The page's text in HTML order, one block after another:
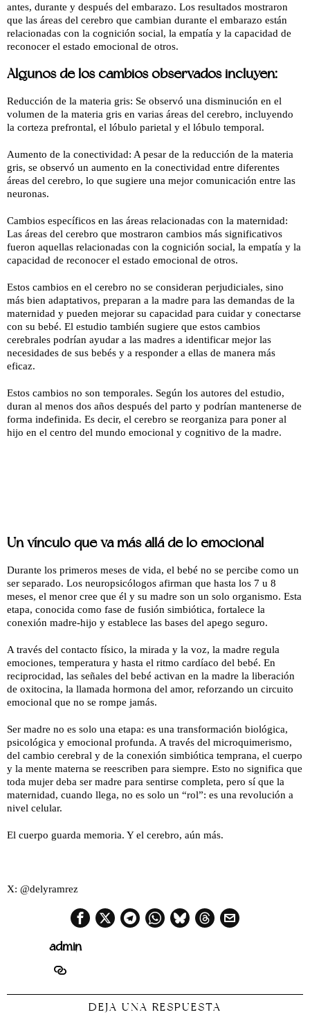
antes, durante y después del embarazo. Los resultados mostraron
que las áreas del cerebro que cambian durante el embarazo están
relacionadas con la cognición social, la empatía y la capacidad de
reconocer el estado emocional de otros.
Algunos de los cambios observados incluyen:
Reducción de la materia gris: Se observó una disminución en el
volumen de la materia gris en varias áreas del cerebro, incluyendo
la corteza prefrontal, el lóbulo parietal y el lóbulo temporal.
Aumento de la conectividad: A pesar de la reducción de la materia
gris, se observó un aumento en la conectividad entre diferentes
áreas del cerebro, lo que sugiere una mejor comunicación entre las
neuronas.
Cambios específicos en las áreas relacionadas con la maternidad:
Las áreas del cerebro que mostraron cambios más significativos
fueron aquellas relacionadas con la cognición social, la empatía y la
capacidad de reconocer el estado emocional de otros.
Estos cambios en el cerebro no se consideran perjudiciales, sino
más bien adaptativos, preparan a la madre para las demandas de la
maternidad y pueden mejorar su capacidad para cuidar y conectarse
con su bebé. El estudio también sugiere que estos cambios
cerebrales podrían ayudar a las madres a identificar mejor las
necesidades de sus bebés y a responder a ellas de manera más
eficaz.
Estos cambios no son temporales. Según los autores del estudio,
duran al menos dos años después del parto y podrían mantenerse de
forma indefinida. Es decir, el cerebro se reorganiza para poner al
hijo en el centro del mundo emocional y cognitivo de la madre.
Un vínculo que va más allá de lo emocional
Durante los primeros meses de vida, el bebé no se percibe como un
ser separado. Los neuropsicólogos afirman que hasta los 7 u 8
meses, el menor cree que él y su madre son un solo organismo. Esta
etapa, conocida como fase de fusión simbiótica, fortalece la
conexión madre-hijo y establece las bases del apego seguro.
A través del contacto físico, la mirada y la voz, la madre regula
emociones, temperatura y hasta el ritmo cardíaco del bebé. En
reciprocidad, las señales del bebé activan en la madre la liberación
de oxitocina, la llamada hormona del amor, reforzando un circuito
emocional que no se rompe jamás.
Ser madre no es solo una etapa: es una transformación biológica,
psicológica y emocional profunda. A través del microquimerismo,
del cambio cerebral y de la conexión simbiótica temprana, el cuerpo
y la mente materna se reescriben para siempre. Esto no significa que
toda mujer deba ser madre para sentirse completa, pero sí que la
maternidad, cuando llega, no es solo un “rol”: es una revolución a
nivel celular.
El cuerpo guarda memoria. Y el cerebro, aún más.
X: @delyramrez
admin
DEJA UNA RESPUESTA